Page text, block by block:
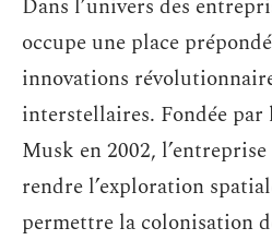
Dans l’univers des
occupe une place
innovations
interstellaires. Fondée
Musk en 2002,
rendre l’exploration
permettre la colonisation